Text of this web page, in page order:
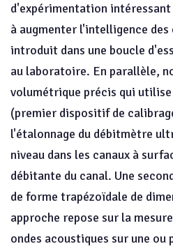
d'expérimentation
à augmenter l'intelligence
introduit dans une boucle
au laboratoire. En parallèle,
volumétrique précis qui
(premier dispositif de
l'étalonnage du débitmètre
niveau dans les canaux à
débitante du canal. Une
de forme trapézoïdale de
approche repose sur la
ondes acoustiques sur une